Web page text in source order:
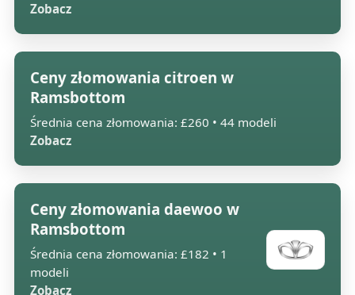
Zobacz
Ceny złomowania citroen w
Ramsbottom
Średnia cena złomowania: £260 • 44 modeli
Zobacz
Ceny złomowania daewoo w
Ramsbottom
Średnia cena złomowania: £182 • 1
modeli
Zobacz